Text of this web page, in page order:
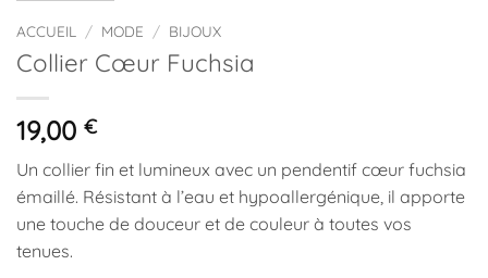
ACCUEIL / MODE / BIJOUX
Collier Cœur Fuchsia
19,00 €
Un collier fin et lumineux avec un pendentif cœur fuchsia
émaillé. Résistant à l’eau et hypoallergénique, il apporte
une touche de douceur et de couleur à toutes vos
tenues.